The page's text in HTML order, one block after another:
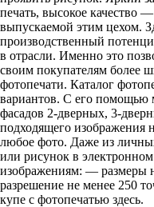
печать, высокое качество
выпускаемой этим цехом.
производственный
в отрасли. Именно это
своим покупателям более
фотопечати. Каталог
вариантов. С его помощью
фасадов 2-дверных, 3-
подходящего изображения
любое фото. Даже из
или рисунок в
изображениям: — размеры
разрешение не менее 250
купе с фотопечатью здесь.